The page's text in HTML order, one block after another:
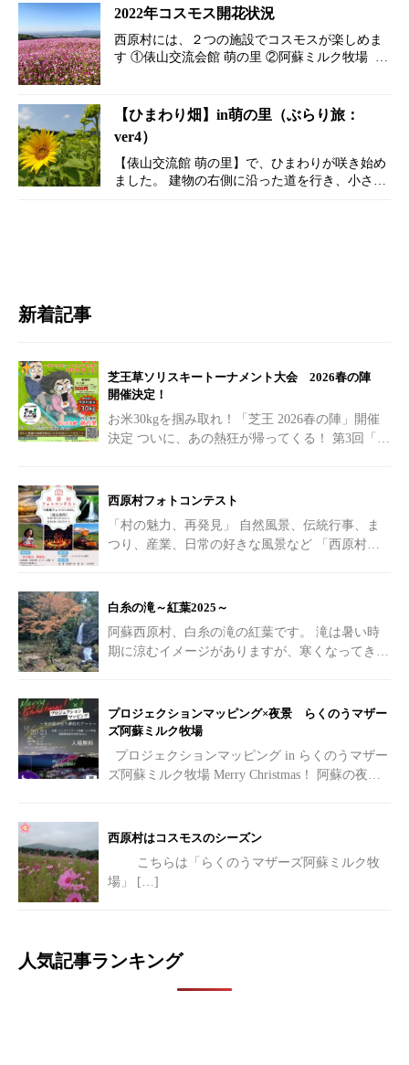
以降へ延期の場合があります。…
2022年コスモス開花状況
西原村には、２つの施設でコスモスが楽しめま
す ①俵山交流会館 萌の里 ②阿蘇ミルク牧場
ら中旬を予定してい…
【ひまわり畑】in萌の里（ぶらり旅：
ver4）
【俵山交流館 萌の里】で、ひまわりが咲き始め
ました。 建物の右側に沿った道を行き、小さな
新着記事
芝王草ソリスキートーナメント大会 2026春の陣
開催決定！
お米30kgを掴み取れ！「芝王 2026春の陣」開催
決定 ついに、あの熱狂が帰ってくる！ 第3回「芝
西原村フォトコンテスト
「村の魅力、再発見」 自然風景、伝統行事、ま
つり、産業、日常の好きな風景など 「西原村に
白糸の滝～紅葉2025～
阿蘇西原村、白糸の滝の紅葉です。 滝は暑い時
期に涼むイメージがありますが、寒くなってきた
プロジェクションマッピング×夜景 らくのうマザー
ズ阿蘇ミルク牧場
プロジェクションマッピング in らくのうマザー
ズ阿蘇ミルク牧場 Merry Christmas！ 阿蘇の夜を
西原村はコスモスのシーズン
こちらは「らくのうマザーズ阿蘇ミルク牧
場」 […]
人気記事ランキング